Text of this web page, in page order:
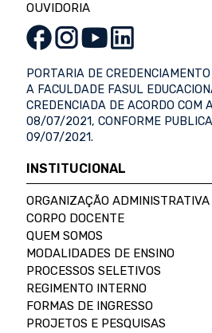
OUVIDORIA
PORTARIA DE
A FACULDADE FASUL
CREDENCIADA DE ACORDO COM
08/07/2021, CONFORME
09/07/2021.
INSTITUCIONAL
ORGANIZAÇÃO ADMINISTRATIVA
CORPO DOCENTE
QUEM SOMOS
MODALIDADES DE ENSINO
PROCESSOS SELETIVOS
REGIMENTO INTERNO
FORMAS DE INGRESSO
PROJETOS E PESQUISAS